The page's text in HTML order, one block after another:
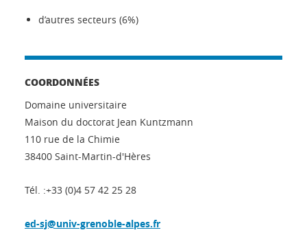
d’autres secteurs (6%)
COORDONNÉES
Domaine universitaire
Maison du doctorat Jean Kuntzmann
110 rue de la Chimie
38400 Saint-Martin-d'Hères
Tél. :+33 (0)4 57 42 25 28
ed-sj@univ-grenoble-alpes.fr